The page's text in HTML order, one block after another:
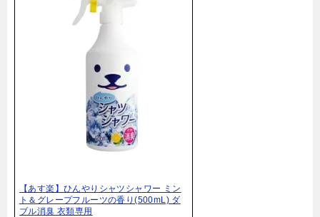
【あす楽】ひんやりシャツシャワー ミン
ト＆グレープフルーツの香り(500mL) ダ
ブル消臭 衣類専用